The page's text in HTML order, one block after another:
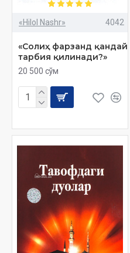
«Hilol Nashr» 4042
«Солиҳ фарзанд қандай
тарбия қилинади?»
20 500 сўм